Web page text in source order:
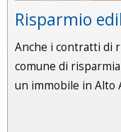
Risparmio
Anche i contratti di
comune di
un immobile in Alto